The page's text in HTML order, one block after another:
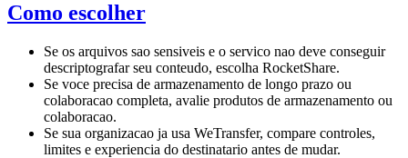
Como escolher
Se os arquivos sao sensiveis e o servico nao deve conseguir
descriptografar seu conteudo, escolha RocketShare.
Se voce precisa de armazenamento de longo prazo ou
colaboracao completa, avalie produtos de armazenamento ou
colaboracao.
Se sua organizacao ja usa WeTransfer, compare controles,
limites e experiencia do destinatario antes de mudar.